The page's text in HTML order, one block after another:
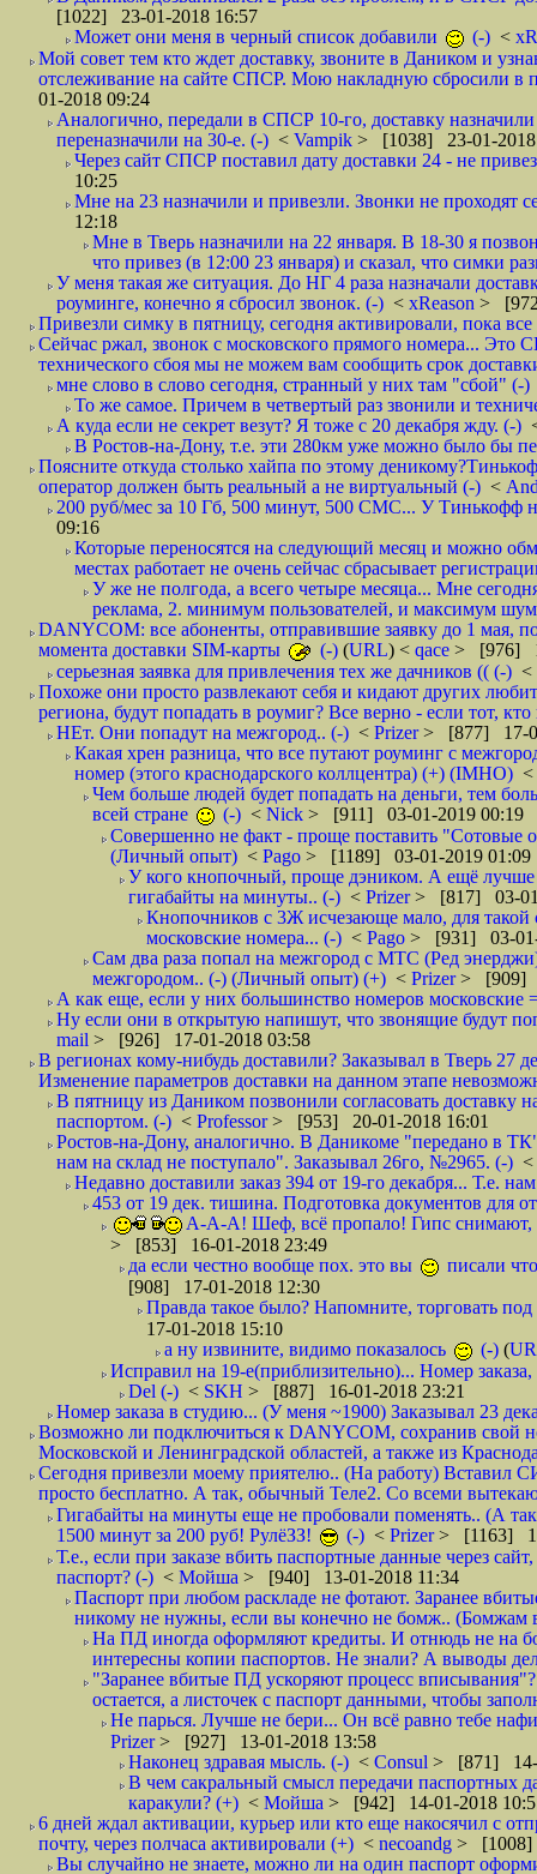
[1022] 23-01-2018 16:57
Может они меня в черный список добавили
(-) <
Мой совет тем кто ждет доставку, звоните в Даником и
отслеживание на сайте СПСР. Мою накладную сбросили
01-2018 09:24
Аналогично, передали в СПСР 10-го, доставку
переназначили на 30-е. (-) < Vampik > [1038] 23-01-2018
Через сайт СПСР поставил дату доставки 24 - не
10:25
Мне на 23 назначили и привезли. Звонки не
12:18
Мне в Тверь назначили на 22 января. В 18-30 я
что привез (в 12:00 23 января) и сказал, что симки
У меня такая же ситуация. До НГ 4 раза назначали
роуминге, конечно я сбросил звонок. (-) < xReason >
Привезли симку в пятницу, сегодня активировали, пока
Сейчас ржал, звонок с московского прямого номера... Это
технического сбоя мы не можем вам сообщить срок
мне слово в слово сегодня, странный у них там "сбой" (-)
То же самое. Причем в четвертый раз звонили и
А куда если не секрет везут? Я тоже с 20 декабря жду. (-)
В Ростов-на-Дону, т.е. эти 280км уже можно было бы
Поясните откуда столько хайпа по этому
оператор должен быть реальный а не виртуальный (-) <
200 руб/мес за 10 Гб, 500 минут, 500 СМС... У Тинькофф
09:16
Которые переносятся на следующий месяц и можно
местах работает не очень сейчас сбрасывает
У же не полгода, а всего четыре месяца... Мне
реклама, 2. минимум пользователей, и максимум
DANYCOM: все абоненты, отправившие заявку до 1 мая,
момента доставки SIM-карты
(-) (URL) < qace > [976]
серьезная заявка для привлечения тех же дачников (( (-) <
Похоже они просто развлекают себя и кидают других
региона, будут попадать в роумиг? Все верно - если тот,
НЕт. Они попадут на межгород.. (-) < Prizer> [877] 17-
Какая хрен разница, что все путают роуминг с
номер (этого краснодарского коллцентра) (+) (IMHO) <
Чем больше людей будет попадать на деньги, тем
всей стране
(-) < Nick > [911] 03-01-2019 00:19
Совершенно не факт - проще поставить "Сотовые
(Личный опыт) < Pago > [1189] 03-01-2019 01:09
У кого кнопочный, проще дэником. А ещё лучше
гигабайты на минуты.. (-) < Prizer> [817] 03-
Кнопочников с 3Ж исчезающе мало, для такой
московские номера... (-) < Pago > [931] 03-01-
Сам два раза попал на межгород с МТС (Ред
межгородом.. (-) (Личный опыт) (+) < Prizer> [909]
А как еще, если у них большинство номеров московские
Ну если они в открытую напишут, что звонящие будут
mail > [926] 17-01-2018 03:58
В регионах кому-нибудь доставили? Заказывал в Тверь 27
Изменение параметров доставки на данном этапе
В пятницу из Даником позвонили согласовать доставку
паспортом. (-) < Professor> [953] 20-01-2018 16:01
Ростов-на-Дону, аналогично. В Даникоме "передано в
нам на склад не поступало". Заказывал 26го, №2965. (-) <
Недавно доставили заказ 394 от 19-го декабря... Т.е.
453 от 19 дек. тишина. Подготовка документов для
А-А-А! Шеф, всё пропало! Гипс снимают,
> [853] 16-01-2018 23:49
да если честно вообще пох. это вы
писали
[908] 17-01-2018 12:30
Правда такое было? Напомните, торговать
17-01-2018 15:10
а ну извините, видимо показалось
(-) (
Исправил на 19-е(приблизительно)... Номер
Del (-) < SKH > [887] 16-01-2018 23:21
Номер заказа в студию... (У меня ~1900) Заказывал 23
Возможно ли подключиться к DANYCOM, сохранив свой
Московской и Ленинградской областей, а также из
Сегодня привезли моему приятелю.. (На работу) Вставил
просто бесплатно. А так, обычный Теле2. Со всеми
Гигабайты на минуты еще не пробовали поменять.. (А
1500 минут за 200 руб! РулёЗЗ!
(-) < Prizer> [1163]
Т.е., если при заказе вбить паспортные данные через
паспорт? (-) < Мойша > [940] 13-01-2018 11:34
Паспорт при любом раскладе не фотают. Заранее
никому не нужны, если вы конечно не бомж.. (Бомжам
На ПД иногда оформляют кредиты. И отнюдь не на
интересны копии паспортов. Не знали? А выводы
"Заранее вбитые ПД ускоряют процесс
остается, а листочек с паспорт данными, чтобы
Не парься. Лучше не бери... Он всё равно тебе
Prizer> [927] 13-01-2018 13:58
Наконец здравая мысль. (-) < Consul > [871] 14-
В чем сакральный смысл передачи паспортных
каракули? (+) < Мойша > [942] 14-01-2018
6 дней ждал активации, курьер или кто еще накосячил с
почту, через полчаса активировали (+) < necoandg > [1008]
Вы случайно не знаете, можно ли на один паспорт